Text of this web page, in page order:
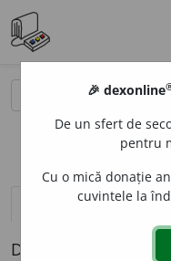
definiții (1)
Definiția cu ID-ul
🎉 dexonline
De un sfert de
pentru
Cu o mică donație
cuvintele la